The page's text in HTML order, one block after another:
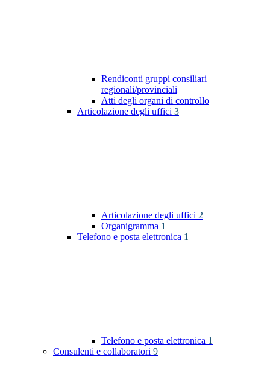
Rendiconti gruppi consiliari
regionali/provinciali
Atti degli organi di controllo
Articolazione degli uffici 3
Articolazione degli uffici 2
Organigramma 1
Telefono e posta elettronica 1
Telefono e posta elettronica 1
Consulenti e collaboratori 9